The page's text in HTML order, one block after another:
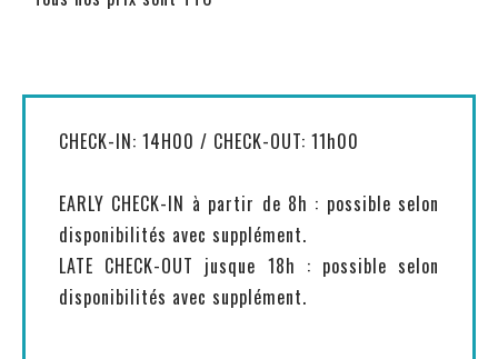
CHECK-IN: 14H00 / CHECK-OUT: 11h00
EARLY CHECK-IN à partir de 8h : possible selon
disponibilités avec supplément.
LATE CHECK-OUT jusque 18h : possible selon
disponibilités avec supplément.